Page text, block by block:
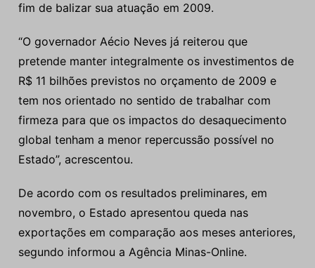
fim de balizar sua atuação em 2009.
“O governador Aécio Neves já reiterou que
pretende manter integralmente os investimentos de
R$ 11 bilhões previstos no orçamento de 2009 e
tem nos orientado no sentido de trabalhar com
firmeza para que os impactos do desaquecimento
global tenham a menor repercussão possível no
Estado”, acrescentou.
De acordo com os resultados preliminares, em
novembro, o Estado apresentou queda nas
exportações em comparação aos meses anteriores,
segundo informou a Agência Minas-Online.